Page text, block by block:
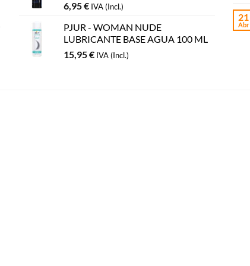
6,95€ IVA (Incl.)
PJUR - WOMAN NUDE
LUBRICANTE BASE AGUA 100 ML
15,95€ IVA (Incl.)
21
Abr